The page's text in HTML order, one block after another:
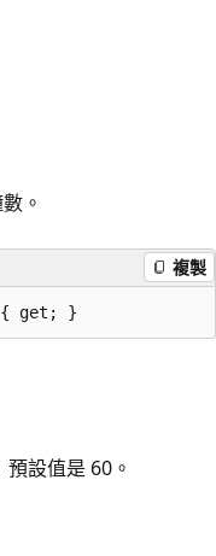
。
複製
{ get; }
設值是 60。